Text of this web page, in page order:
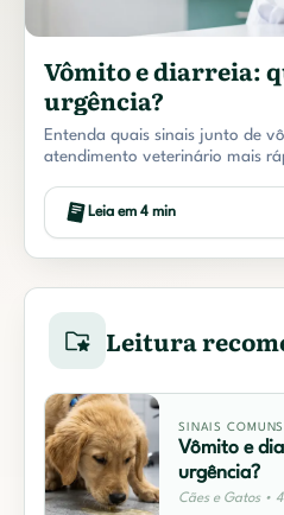
Vômito e diarreia:
urgência?
Entenda quais sinais junto de
atendimento veterinário mais
Leia em 4 min
Leitura
SINAIS COMUNS
Vômito e
urgência?
Cães e Gatos •